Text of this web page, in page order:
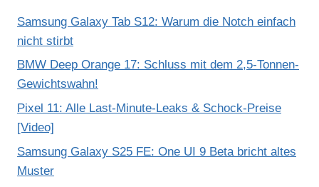
Samsung Galaxy Tab S12: Warum die Notch einfach
nicht stirbt
BMW Deep Orange 17: Schluss mit dem 2,5-Tonnen-
Gewichtswahn!
Pixel 11: Alle Last-Minute-Leaks & Schock-Preise
[Video]
Samsung Galaxy S25 FE: One UI 9 Beta bricht altes
Muster